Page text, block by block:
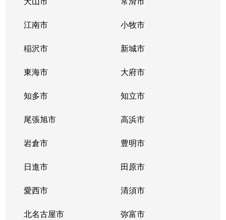
江南市 小牧市
稲沢市 新城市
東海市 大府市
知多市 知立市
尾張旭市 高浜市
岩倉市 豊明市
日進市 田原市
愛西市 清須市
北名古屋市 弥富市